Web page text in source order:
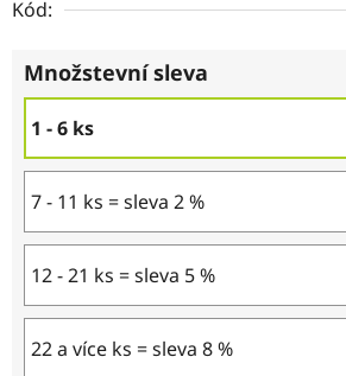
Kód:
Množstevní sleva
1 - 6 ks
7 - 11 ks = sleva 2 %
12 - 21 ks = sleva 5 %
22 a více ks = sleva 8 %